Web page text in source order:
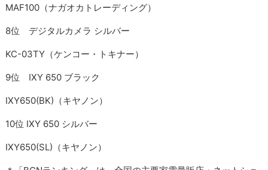
MAF100（ナガオカトレーディング）
8位 デジタルカメラ シルバー
KC-03TY（ケンコー・トキナー）
9位 IXY 650 ブラック
IXY650(BK)（キヤノン）
10位 IXY 650 シルバー
IXY650(SL)（キヤノン）